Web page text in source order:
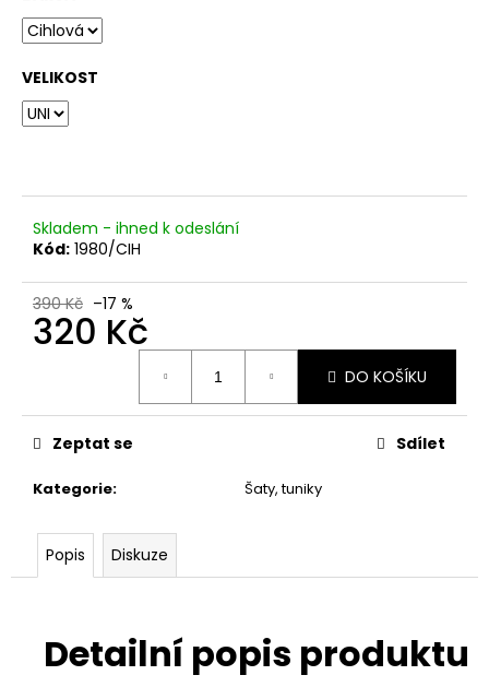
VELIKOST
Skladem - ihned k odeslání
Kód: 1980/CIH
390 Kč –17 %
320 Kč
DO KOŠÍKU
Kategorie: Šaty, tuniky
Zeptat se Sdílet
Popis Diskuze
Detailní popis produktu
u
j
e
m
e